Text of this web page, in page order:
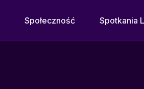
Społeczność Spotkania